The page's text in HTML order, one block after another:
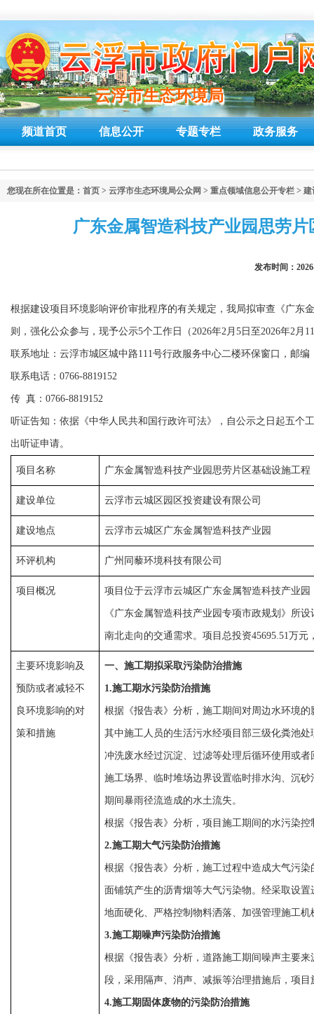
—— 云浮市生态环境局
—— 云浮市生态环境局
频道首页 信息公开 专题专栏 政务服务
您现在所在位置是： 首页 > 云浮市生态环境局公众网 > 重点领域信息公开专栏 > 建
广东金属智造科技产业园思劳
发布时间：
根据建设项目环境影响评价审批程序的有关规定，我局拟审查《广东
则，强化公众参与，现予公示5个工作日（2026年2月5日至2026年2
联系地址：云浮市城区城中路111号行政服务中心二楼环保窗口，邮编
联系电话：0766-8819152
传 真：0766-8819152
听证告知：依据《中华人民共和国行政许可法》，自公示之日起五个
出听证申请。
项目名称 广东金属智造科技产业园思劳片区基础设施工程
建设单位 云浮市云城区园区投资建设有限公司
建设地点 云浮市云城区广东金属智造科技产业园
环评机构 广州同藜环境科技有限公司
项目概况 项目位于云浮市云城区广东金属智造科技产业
《广东金属智造科技产业园专项市政规划》所
南北走向的交通需求。项目总投资45695.51万元
主要环境影响及
预防或者减轻不
良环境影响的对
策和措施
一、 施工期拟采取污染防治措施
1.施工期水污染防治措施
根据《报告表》分析，施工期间对周边水环境
其中施工人员的生活污水经项目部三级化粪池
冲洗废水经过沉淀、过滤等处理后循环使用或
施工场界、临时堆场边界设置临时排水沟、沉
期间暴雨径流造成的水土流失。
根据《报告表》分析，项目施工期间的水污染
2.施工期大气污染防治措施
根据《报告表》分析，施工过程中造成大气污
面铺筑产生的沥青烟等大气污染物。经采取设
地面硬化、严格控制物料洒落、加强管理施工
3.施工期噪声污染防治措施
根据《报告表》分析，道路施工期间噪声主要
段，采用隔声、消声、减振等治理措施后，项
4.施工期固体废物的污染防治措施